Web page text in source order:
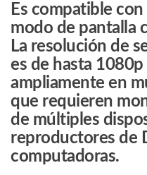
Es compatible
modo de pantalla
La resolución de
es de hasta 1080p
ampliamente en
que requieren
de múltiples
reproductores de
computadoras.